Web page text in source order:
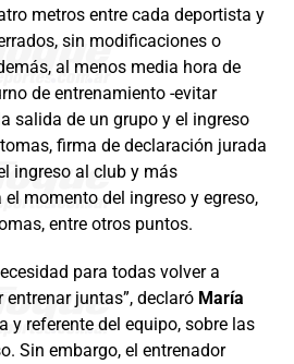
metros entre cada deportista y
sin modificaciones o
al menos media hora de
de entrenamiento -evitar
salida de un grupo y el ingreso
firma de declaración jurada
ingreso al club y más
momento del ingreso y egreso,
entre otros puntos.
para todas volver a
juntas”, declaró María
y referente del equipo, sobre las
Sin embargo, el entrenador